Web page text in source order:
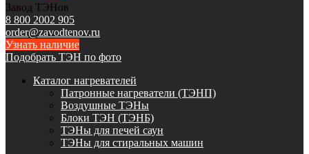
Завод ТЭНов
8 800 2002 905
order@zavodtenov.ru
Узнать наличие
Подобрать ТЭН по фото
Каталог нагревателей
Патронные нагреватели (ТЭНП)
Воздушные ТЭНы
Блоки ТЭН (ТЭНБ)
ТЭНы для печей саун
ТЭНы для стиральных машин